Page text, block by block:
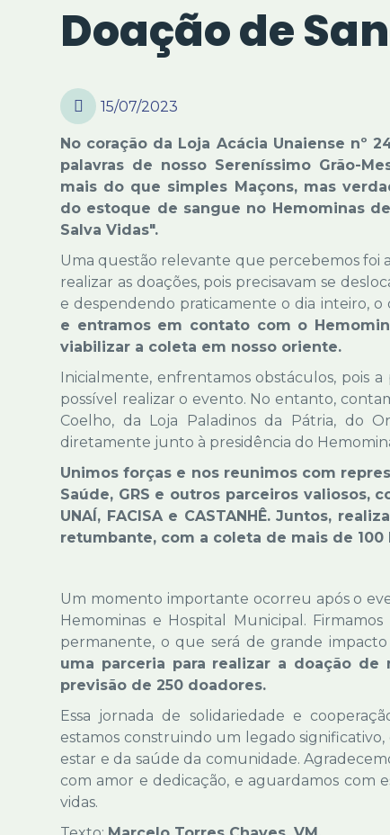
Doação de
15/07/2023
No coração da Loja Acácia Unaiense nº
palavras de nosso Sereníssimo Grão-
mais do que simples Maçons, mas
do estoque de sangue no Hemominas
Salva Vidas".
Uma questão relevante que percebemos
realizar as doações, pois precisavam se
e despendendo praticamente o dia inteiro,
e entramos em contato com o
viabilizar a coleta em nosso oriente.
Inicialmente, enfrentamos obstáculos, pois
possível realizar o evento. No entanto,
Coelho, da Loja Paladinos da Pátria, do
diretamente junto à presidência do
Unimos forças e nos reunimos com
Saúde, GRS e outros parceiros valiosos,
UNAÍ, FACISA e CASTANHÊ. Juntos,
retumbante, com a coleta de mais de 100
Um momento importante ocorreu após o
Hemominas e Hospital Municipal.
permanente, o que será de grande
uma parceria para realizar a doação
previsão de 250 doadores.
Essa jornada de solidariedade e
estamos construindo um legado
estar e da saúde da comunidade.
com amor e dedicação, e aguardamos com
vidas.